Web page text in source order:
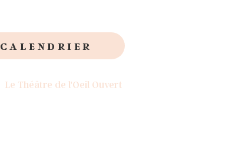
CALENDRIER
Le Théâtre de l'Oeil Ouvert